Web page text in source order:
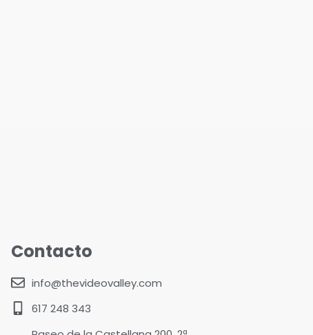
Contacto
info@thevideovalley.com
617 248 343